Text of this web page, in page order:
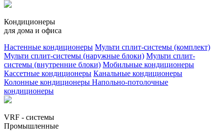
Кондиционеры
для дома и офиса
Настенные кондиционеры Мульти сплит-системы (комплект)
Мульти сплит-системы (наружные блоки) Мульти сплит-
системы (внутренние блоки) Мобильные кондиционеры
Кассетные кондиционеры Канальные кондиционеры
Колонные кондиционеры Напольно-потолочные
кондиционеры
VRF - системы
Промышленные